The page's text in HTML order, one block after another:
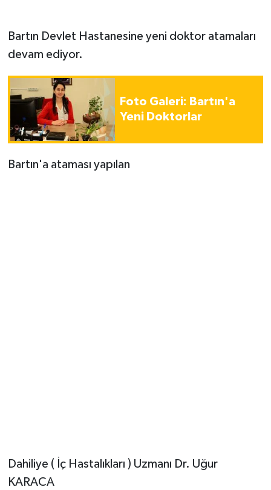
Bartın Devlet Hastanesine yeni doktor atamaları
devam ediyor.
Foto Galeri: Bartın'a
Yeni Doktorlar
Bartın'a ataması yapılan
Dahiliye ( İç Hastalıkları ) Uzmanı Dr. Uğur
KARACA